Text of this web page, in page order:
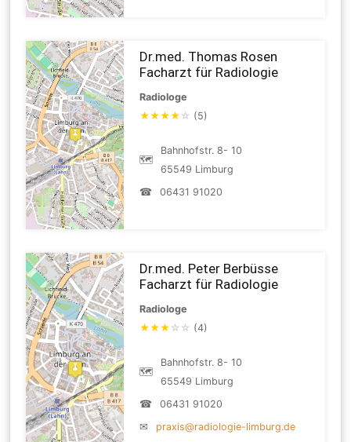
Dr.med. Thomas Rosen
Facharzt für Radiologie
Radiologe
★★★★ ☆ (5)
🗺
Bahnhofstr. 8- 10
65549 Limburg
☎
06431 91020
Dr.med. Peter Berbüsse
Facharzt für Radiologie
Radiologe
★★★ ☆ ☆ (4)
🗺
Bahnhofstr. 8- 10
65549 Limburg
☎
06431 91020
✉
praxis@radiologie-limburg.de